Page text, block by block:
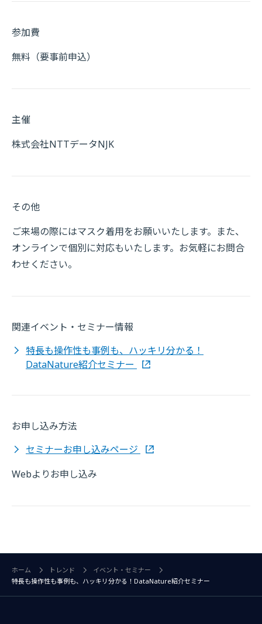
参加費
無料（要事前申込）
主催
株式会社NTTデータNJK
その他
ご来場の際にはマスク着用をお願いいたします。また、
オンラインで個別に対応もいたします。お気軽にお問合
わせください。
関連イベント・セミナー情報
特長も操作性も事例も、ハッキリ分かる！
DataNature紹介セミナー
お申し込み方法
セミナーお申し込みページ
Webよりお申し込み
ホーム トレンド
イベント・セミナー
特長も操作性も事例も、ハッキリ分かる！DataNature紹介セミナー